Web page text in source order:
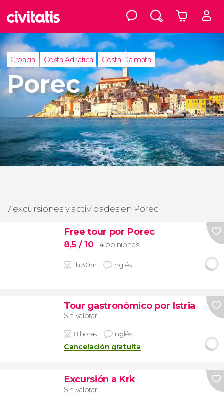
Croacia Costa Adriática Costa Dálmata
Porec
7 excursiones y actividades en Porec
Free tour por Porec
8,5 / 10 4 opiniones
1h 30m Inglés
Tour gastronómico por Istria
Sin valorar
8 horas Inglés
Cancelación gratuita
Excursión a Krk
Sin valorar